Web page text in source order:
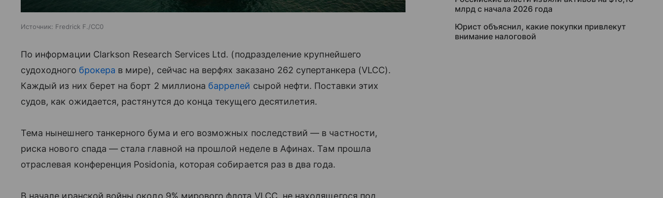
Источник: Fredrick F./СС0
По информации Clarkson Research Services Ltd. (подразделение крупнейшего
судоходного брокера в мире), сейчас на верфях заказано 262 супертанкера (VLCC).
Каждый из них берет на борт 2 миллиона баррелей сырой нефти. Поставки этих
судов, как ожидается, растянутся до конца текущего десятилетия.
Тема нынешнего танкерного бума и его возможных последствий — в частности,
риска нового спада — стала главной на прошлой неделе в Афинах. Там прошла
отраслевая конференция Posidonia, которая собирается раз в два года.
В начале иранской войны около 9% мирового флота VLCC, не находящегося под
млрд с начала 2026 года
Юрист объяснил, какие покупки привлекут
внимание налоговой